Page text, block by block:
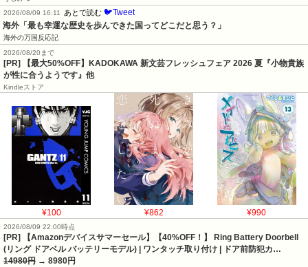
2026/08/09 16:11
あとで読む 🐦Tweet
海外「最も幸運な歴史を歩んできた国ってどこだと思う？」
海外の万国反応記
2026/08/20まで
[PR] 【最大50%OFF】KADOKAWA 新文芸フレッシュフェア 2026 夏『小物貴族
が性に合うようです』他
Kindleストア
¥100 ¥862 ¥990
2026/08/09 22:00時点
[PR] 【Amazonデバイスサマーセール】【40%OFF！】 Ring Battery Doorbell
(リング ドアベル バッテリーモデル) | ワンタッチ取り付け | ドア前防犯カ…
14980円 → 8980円